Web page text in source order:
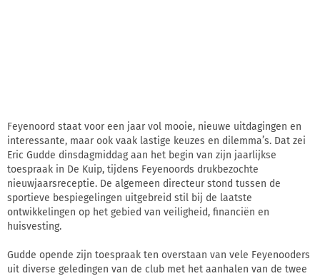
Feyenoord staat voor een jaar vol mooie, nieuwe uitdagingen en
interessante, maar ook vaak lastige keuzes en dilemma’s. Dat zei
Eric Gudde dinsdagmiddag aan het begin van zijn jaarlijkse
toespraak in De Kuip, tijdens Feyenoords drukbezochte
nieuwjaarsreceptie. De algemeen directeur stond tussen de
sportieve bespiegelingen uitgebreid stil bij de laatste
ontwikkelingen op het gebied van veiligheid, financiën en
huisvesting.
Gudde opende zijn toespraak ten overstaan van vele Feyenooders
uit diverse geledingen van de club met het aanhalen van de twee